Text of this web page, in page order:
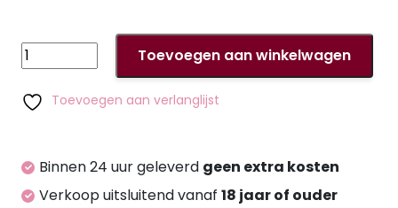
Veren, ABS. Bevat niet-textiele bestanddelen van
dierlijke oorsprong.
FFS
Frisky
Feather
Duster
Toevoegen aan winkelwagen
Toevoegen aan verlanglijst
Binnen 24 uur geleverd geen extra kosten
Verkoop uitsluitend vanaf 18 jaar of ouder